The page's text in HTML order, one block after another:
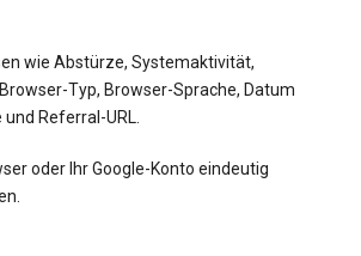
wie Abstürze, Systemaktivität,
Typ, Browser-Sprache, Datum
Referral-URL.
oder Ihr Google-Konto eindeutig